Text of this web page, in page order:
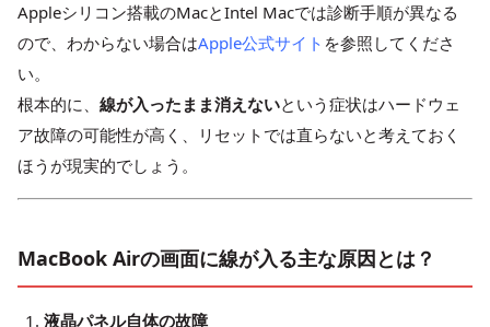
Appleシリコン搭載のMacとIntel Macでは診断手順が異なる
ので、わからない場合はApple公式サイト を参照してくださ
い。
根本的に、 線が入ったまま消えないという症状はハードウェ
ア故障の可能性が高く、リセットでは直らないと考えておく
ほうが現実的でしょう。
MacBook Airの画面に線が入る主な原因とは？
液晶パネル自体の故障